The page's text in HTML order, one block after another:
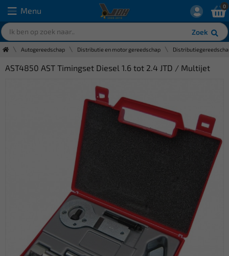
Menu
Zoek
0
Autogereedschap Distributie en motor gereedschap
AST4850 AST Timingset Diesel 1.6 tot 2.4 JTD / Multijet